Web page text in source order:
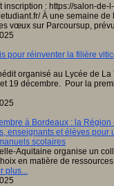
inscription : https://salon-de-
À une semaine de
vœux sur Parcoursup,
pour réinventer la filière
organisé au Lycée de La
19 décembre. Pour la
à Bordeaux : la
enseignants et élèves pour
scolaires
Aquitaine organise un
en matière de
plus...